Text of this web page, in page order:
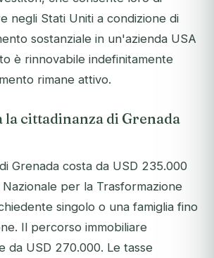
negli Stati Uniti a condizione di
sostanziale in un'azienda USA
è rinnovabile indefinitamente
rimane attivo.
la cittadinanza di Grenada
Grenada costa da USD 235.000
per la Trasformazione
singolo o una famiglia fino
Il percorso immobiliare
da USD 270.000. Le tasse